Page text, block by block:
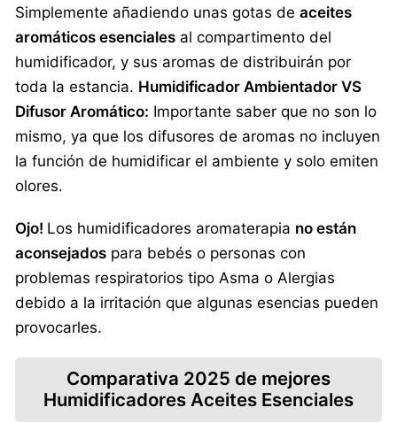
Simplemente añadiendo unas gotas de aceites
aromáticos esenciales al compartimento del
humidificador, y sus aromas de distribuirán por
toda la estancia. Humidificador Ambientador VS
Difusor Aromático: Importante saber que no son lo
mismo, ya que los difusores de aromas no incluyen
la función de humidificar el ambiente y solo emiten
olores.
Ojo! Los humidificadores aromaterapia no están
aconsejados para bebés o personas con
problemas respiratorios tipo Asma o Alergias
debido a la irritación que algunas esencias pueden
provocarles.
Comparativa 2025 de mejores
Humidificadores Aceites Esenciales